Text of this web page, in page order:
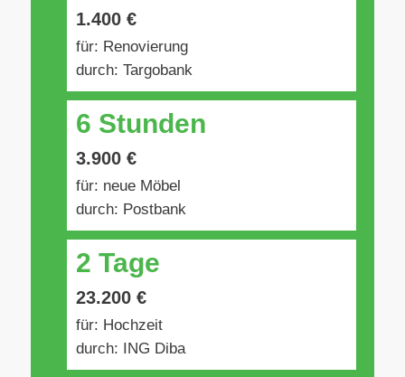
1.400 €
für: Renovierung
durch: Targobank
6 Stunden
3.900 €
für: neue Möbel
durch: Postbank
2 Tage
23.200 €
für: Hochzeit
durch: ING Diba